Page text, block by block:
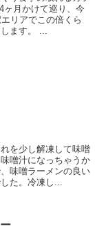
ヶ月かけて巡り、今
リアでこの倍くら
ます。 ...
を少し解凍して味噌
噌汁になっちゃうか
味噌ラーメンの良い
た。冷凍し...